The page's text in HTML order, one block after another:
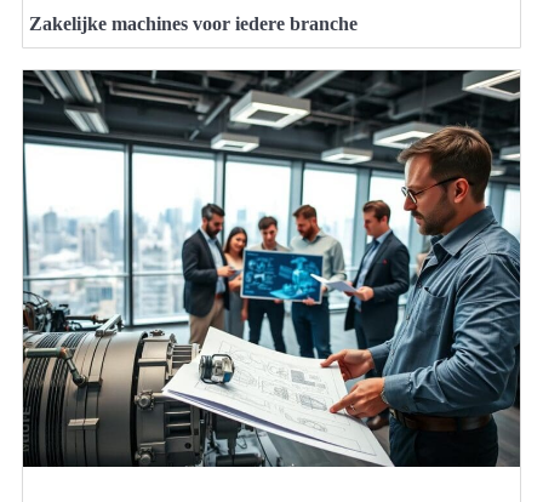
Zakelijke machines voor iedere branche